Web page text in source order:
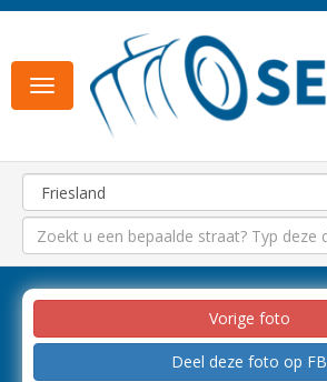
Toggle
navigation
Vorige foto
Deel deze foto op FB